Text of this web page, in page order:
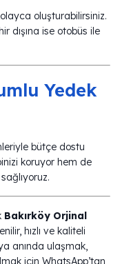
oluşturabilirsiniz.
dışına ise otobüs ile
Yedek
bütçe dostu
koruyor hem de
Bakırköy Orjinal
hızlı ve kaliteli
anında ulaşmak,
için WhatsApp’tan